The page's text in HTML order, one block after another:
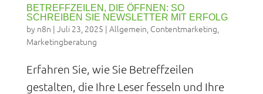
BETREFFZEILEN, DIE ÖFFNEN: SO
SCHREIBEN SIE NEWSLETTER MIT ERFOLG
by n8n | Juli 23, 2025 | Allgemein Contentmarketing
Marketingberatung
Erfahren Sie, wie Sie Betreffzeilen
gestalten, die Ihre Leser fesseln und Ihre